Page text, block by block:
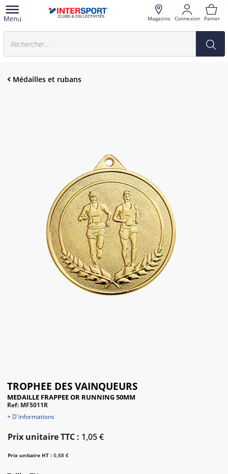
Magasins Connexion Panier
Médailles et rubans
TROPHEE DES VAINQUEURS
MEDAILLE FRAPPEE OR RUNNING 50MM
Ref: MF5011R
+ D'informations
Prix unitaire TTC : 1,05 €
Prix unitaire HT : 0,88 €